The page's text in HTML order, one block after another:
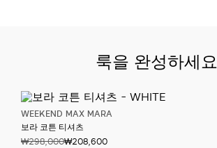
룩을 완성하세요
WEEKEND MAX MARA
보라 코튼 티셔츠
₩298,000₩208,600